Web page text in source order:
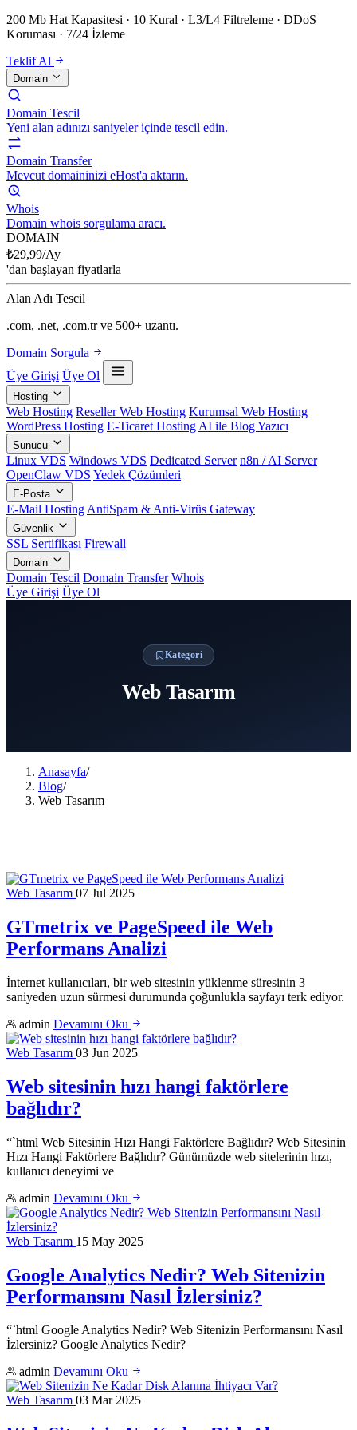
200 Mb Hat Kapasitesi · 10 Kural · L3/L4 Filtreleme · DDoS
Koruması · 7/24 İzleme
Teklif Al
Domain
Domain Tescil
Yeni alan adınızı saniyeler içinde tescil edin.
Domain Transfer
Mevcut domaininizi eHost'a aktarın.
Whois
Domain whois sorgulama aracı.
DOMAIN
₺29,99/Ay
'dan başlayan fiyatlarla
Alan Adı Tescil
.com, .net, .com.tr ve 500+ uzantı.
Domain Sorgula
Üye Girişi Üye Ol
Hosting
Web Hosting Reseller Web Hosting Kurumsal Web Hosting
WordPress Hosting E-Ticaret Hosting AI ile Blog Yazıcı
Sunucu
Linux VDS Windows VDS Dedicated Server n8n / AI Server
OpenClaw VDS Yedek Çözümleri
E-Posta
E-Mail Hosting AntiSpam & Anti-Virüs Gateway
Güvenlik
SSL Sertifikası Firewall
Domain
Domain Tescil Domain Transfer Whois
Üye Girişi Üye Ol
Kategori
Web Tasarım
Anasayfa/
Blog/
Web Tasarım
Web Tasarım 07 Jul 2025
GTmetrix ve PageSpeed ile Web
Performans Analizi
İnternet kullanıcıları, bir web sitesinin yüklenme süresinin 3
saniyeden uzun sürmesi durumunda çoğunlukla sayfayı terk ediyor.
admin Devamını Oku
Web Tasarım 03 Jun 2025
Web sitesinin hızı hangi faktörlere
bağlıdır?
“`html Web Sitesinin Hızı Hangi Faktörlere Bağlıdır? Web Sitesinin
Hızı Hangi Faktörlere Bağlıdır? Günümüzde web sitelerinin hızı,
kullanıcı deneyimi ve
admin Devamını Oku
Web Tasarım 15 May 2025
Google Analytics Nedir? Web Sitenizin
Performansını Nasıl İzlersiniz?
“`html Google Analytics Nedir? Web Sitenizin Performansını Nasıl
İzlersiniz? Google Analytics Nedir?
admin Devamını Oku
Web Tasarım 03 Mar 2025